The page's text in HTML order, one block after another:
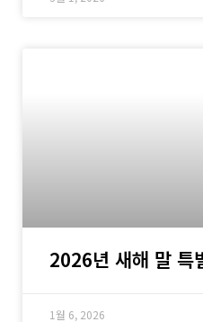
2026년 새해 말 특
1월 6, 2026